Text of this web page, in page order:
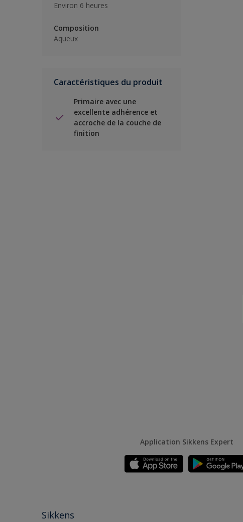
Environ 6 heures
Composition
Aqueux
Caractéristiques du produit
Primaire avec une
excellente adhérence et
accroche de la couche de
finition
Application Sikkens Expert
Sikkens